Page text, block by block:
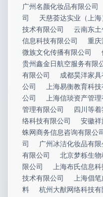
广州名颜化妆品有限公司
司
天慈荟达实业（上
技术有限公司
云南东
信息科技有限公司
重庆
微族文化传播有限公司
贵州鑫金日航空服务有限
有限公司
成都昊洋家具
公司
上海易衡教育科
公司
上海信琰资产管
管理有限公司
四川等
络科技有限公司
安徽祥
蛛网商务信息咨询有限公
司
广州冰洁化妆品有限
有限公司
北京梦栎生
限公司
上海布氏信息
技术有限公司
上海倡
料
杭州大猷网络科技有